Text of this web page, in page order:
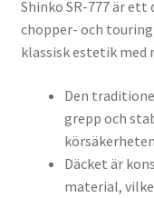
Shinko SR-777 är
chopper- och
klassisk estetik med
Den
grepp och
Däcket är
material,